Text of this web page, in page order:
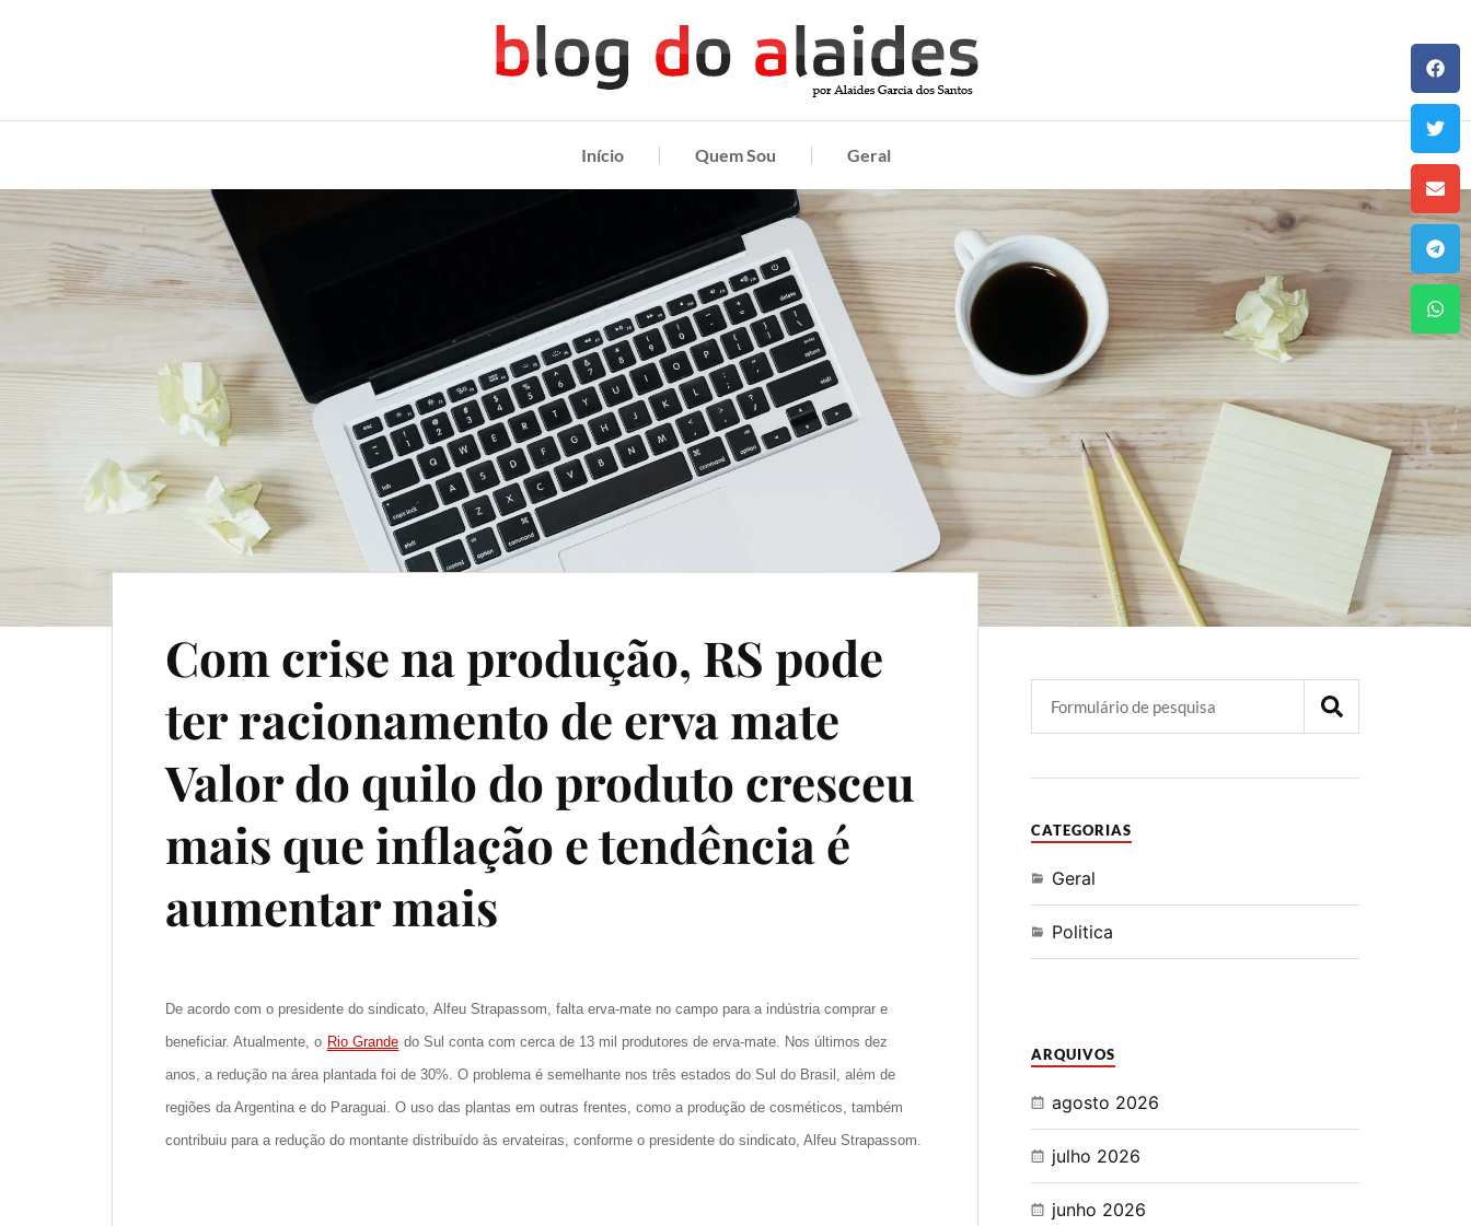
Início Quem Sou Geral
Com crise na produção, RS pode
ter racionamento de erva mate
Valor do quilo do produto cresceu
mais que inflação e tendência é
aumentar mais
De acordo com o presidente do sindicato, Alfeu Strapassom, falta erva-mate no campo para a indústria comprar e
beneficiar. Atualmente, o Rio Grande do Sul conta com cerca de 13 mil produtores de erva-mate. Nos últimos dez
anos, a redução na área plantada foi de 30%. O problema é semelhante nos três estados do Sul do Brasil, além de
regiões da Argentina e do Paraguai. O uso das plantas em outras frentes, como a produção de cosméticos, também
contribuiu para a redução do montante distribuído às ervateiras, conforme o presidente do sindicato, Alfeu Strapassom.
CATEGORIAS
Geral
Politica
ARQUIVOS
agosto 2026
julho 2026
junho 2026